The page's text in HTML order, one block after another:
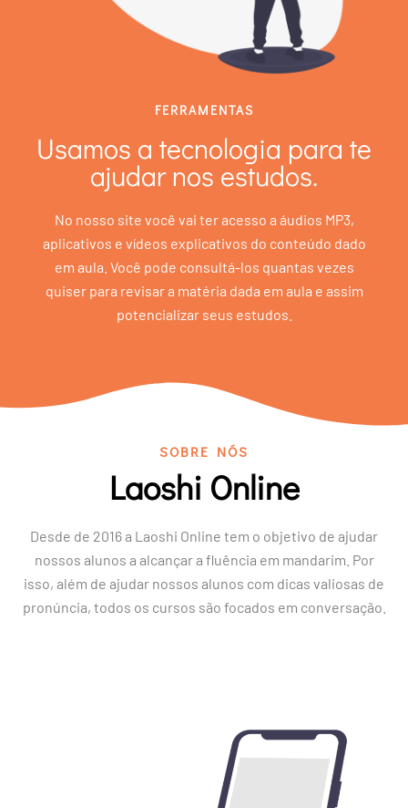
FERRAMENTAS
Usamos a tecnologia para te
ajudar nos estudos.
No nosso site você vai ter acesso a áudios MP3,
aplicativos e vídeos explicativos do conteúdo dado
em aula. Você pode consultá-los quantas vezes
quiser para revisar a matéria dada em aula e assim
potencializar seus estudos.
SOBRE NÓS
Laoshi Online
Desde de 2016 a Laoshi Online tem o objetivo de ajudar
nossos alunos a alcançar a fluência em mandarim. Por
isso, além de ajudar nossos alunos com dicas valiosas de
pronúncia, todos os cursos são focados em conversação.